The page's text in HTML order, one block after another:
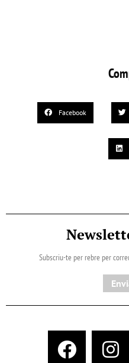
Facebook
Subscriu-te per rebre per